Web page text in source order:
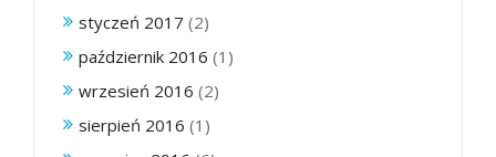
styczeń 2017 (2)
październik 2016 (1)
wrzesień 2016 (2)
sierpień 2016 (1)